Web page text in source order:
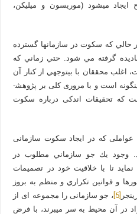
ایجاد می­شود (موریسون و میلیکن،
حالي كه سكوت در سازمان­ها گسترده
گرفته مي شود. حتي زماني كه
محققان با بي­توجهي از كنار آن
است و با مروری کلی بر پژوهش­
که تحقیقات اندکی درباره سکوت
که در ایجاد سکوت سازمانی
وجود يك جو سازماني مطلوب در
تا با خلاقيت خود در تصميمات
و قوانين تكراري و منظم به بروز
[5]
، جو سازمانی را مجموعه ای از
در آن محیط به سر می­برند، با فرض